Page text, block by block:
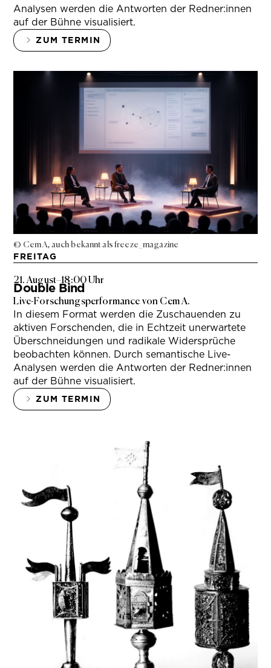
Analysen werden die Antworten der Redner:innen
auf der Bühne visualisiert.
ZUM TERMIN
© Cem A, auch bekannt als freeze_magazine
FREITAG
21. August–18:00 Uhr
Double Bind
Live-Forschungsperformance von Cem A.
In diesem Format werden die Zuschauenden zu
aktiven Forschenden, die in Echtzeit unerwartete
Überschneidungen und radikale Widersprüche
beobachten können. Durch semantische Live-
Analysen werden die Antworten der Redner:innen
auf der Bühne visualisiert.
ZUM TERMIN